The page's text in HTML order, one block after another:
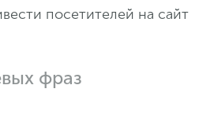
посетителей на сайт
фраз